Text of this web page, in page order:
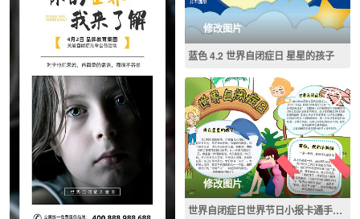
修改图片
蓝色 4.2 世界自闭症日 星星的孩子
修改图片
世界自闭症日世界节日小报卡通手抄报模板